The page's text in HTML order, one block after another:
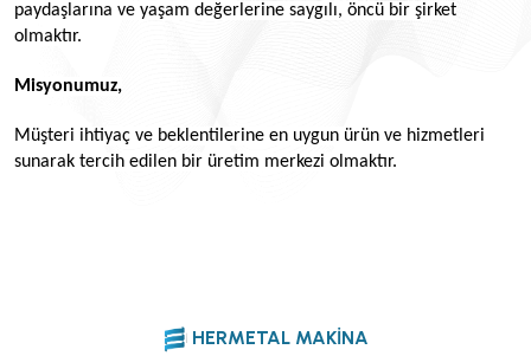
paydaşlarına ve yaşam değerlerine saygılı, öncü bir şirket
olmaktır.
Misyonumuz,
Müşteri ihtiyaç ve beklentilerine en uygun ürün ve hizmetleri
sunarak tercih edilen bir üretim merkezi olmaktır.
HERMETAL MAKINA